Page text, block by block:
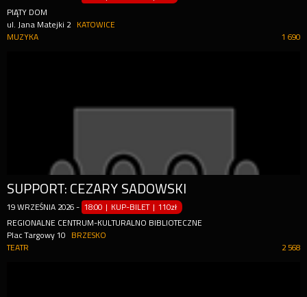
PIĄTY DOM
ul. Jana Matejki 2
KATOWICE
1 690
MUZYKA
SUPPORT: CEZARY SADOWSKI
19 WRZEŚNIA 2026 - 18:00 | KUP-BILET |110zł
REGIONALNE CENTRUM-KULTURALNO BIBLIOTECZNE
Plac Targowy 10
BRZESKO
2 568
TEATR